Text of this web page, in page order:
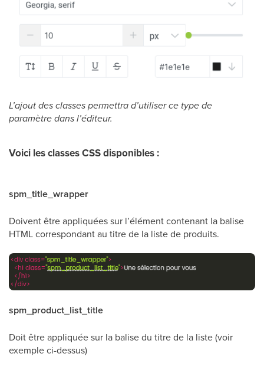
L’ajout des classes permettra d’utiliser ce type de
paramètre dans l’éditeur.
Voici les classes CSS disponibles :
spm_title_wrapper
Doivent être appliquées sur l’élément contenant la balise
HTML correspondant au titre de la liste de produits.
spm_product_list_title
Doit être appliquée sur la balise du titre de la liste (voir
exemple ci-dessus)